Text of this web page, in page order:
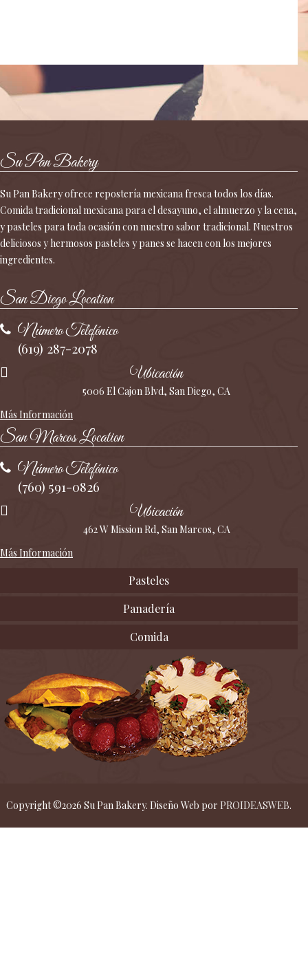
Su Pan Bakery
Su Pan Bakery ofrece repostería mexicana fresca todos los días.
Comida tradicional mexicana para el desayuno, el almuerzo y la cena,
y pasteles para toda ocasión con nuestro sabor tradicional. Nuestros
deliciosos y hermosos pasteles y panes se hacen con los mejores
ingredientes.
San Diego Location
Número Telefónico
(619) 287-2078
Ubicación
5006 El Cajon Blvd, San Diego, CA
Más Información
San Marcos Location
Número Telefónico
(760) 591-0826
Ubicación
462 W Mission Rd, San Marcos, CA
Más Información
Pasteles
Panadería
Comida
Copyright ©2026 Su Pan Bakery. Diseño Web por PROIDEASWEB.